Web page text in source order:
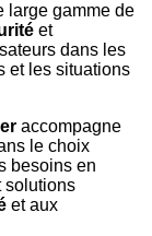
large gamme de
et
dans les
et les situations
accompagne
le choix
besoins en
solutions
et aux